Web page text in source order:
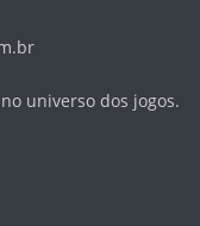
universo dos jogos.